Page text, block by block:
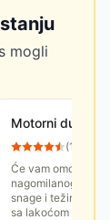
mogli
Motorni duvač
(11
Će vam omogućiti
nagomilanog
snage i težine koji
sa lakoćom